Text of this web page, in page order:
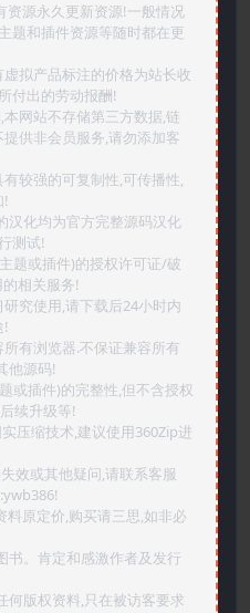
资源永久更新资源!一般情况
题和插件资源等随时都在更
拟产品标注的价格为站长收
付出的劳动报酬!
网站不存储第三方数据,链
供非会员服务,请勿添加客
较强的可复制性,可传播性,
汉化均为官方完整源码汉化
测试!
题或插件)的授权许可证/破
相关服务!
究使用,请下载后24小时内
有浏览器.不保证兼容所有
他源码!
或插件)的完整性,但不含授权
续升级等!
压缩技术,建议使用360Zip进
效或其他疑问,请联系客服
原定价,购买请三思,如非必
。肯定和感激作者及发行
版权资料,只在被访客要求